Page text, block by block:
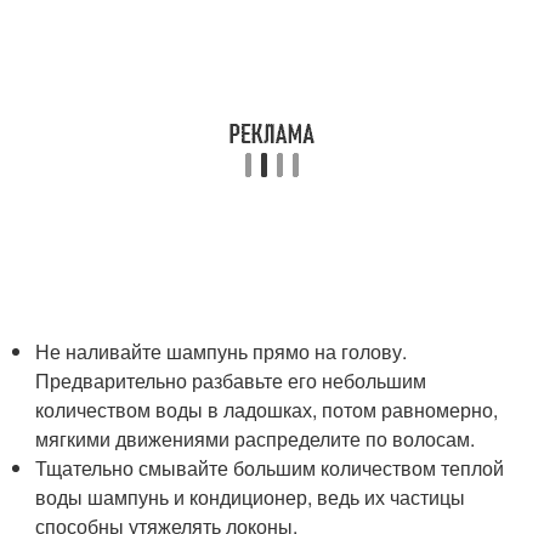
Не наливайте шампунь прямо на голову.
Предварительно разбавьте его небольшим
количеством воды в ладошках, потом равномерно,
мягкими движениями распределите по волосам.
Тщательно смывайте большим количеством теплой
воды шампунь и кондиционер, ведь их частицы
способны утяжелять локоны.